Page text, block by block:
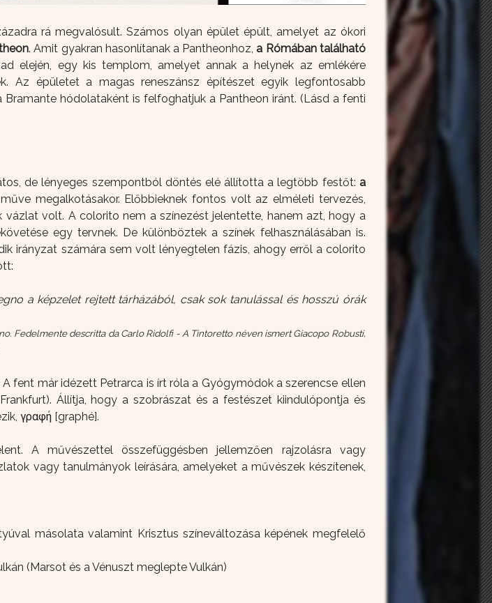
rá megvalósult. Számos olyan épület épült, amelyet az ókori
. Amit gyakran hasonlítanak a Pantheonhoz, a Rómában található
elején, egy kis templom, amelyet annak a helynek az emlékére
Az épületet a magas reneszánsz építészet egyik legfontosabb
hódolataként is felfoghatjuk a Pantheon iránt. (Lásd a fenti
de lényeges szempontból döntés elé állította a legtöbb festőt: a
megalkotásakor. Előbbieknek fontos volt az elméleti tervezés,
volt. A colorito nem a színezést jelentette, hanem azt, hogy a
egy tervnek. De különböztek a színek felhasználásában is.
irányzat számára sem volt lényegtelen fázis, ahogy erről a colorito
a képzelet rejtett tárházából, csak sok tanulással és hosszú órák
Fedelmente descritta da Carlo Ridolfi - A Tintoretto néven ismert Giacopo Robusti,
fent már idézett Petrarca is írt róla a Gyógymódok a szerencse ellen
Állítja, hogy a szobrászat és a festészet kiindulópontja és
γραφή [graphé].
A művészettel összefüggésben jellemzően rajzolásra vagy
vagy tanulmányok leírására, amelyeket a művészek készítenek,
másolata valamint Krisztus színeváltozása képének megfelelő
(Marsot és a Vénuszt meglepte Vulkán)